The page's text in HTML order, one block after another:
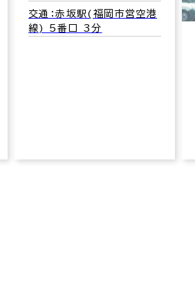
交通：赤坂駅(福岡市営空港
線) 5番口 3分